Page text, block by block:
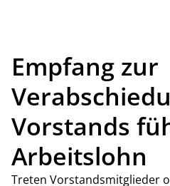
Empfang zur
Vorstands
Arbeitslohn
Treten Vorstandsmitglieder